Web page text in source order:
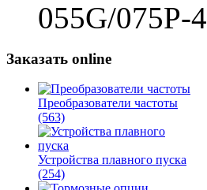
055G/075P-4
Заказать online
Преобразователи частоты
(563)
Устройства плавного пуска
(254)